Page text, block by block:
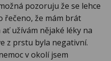
pozoruju že se lehce
řečeno, že mám brát
užívám nějaké léky na
z prstu byla negativní.
v okolí jsem